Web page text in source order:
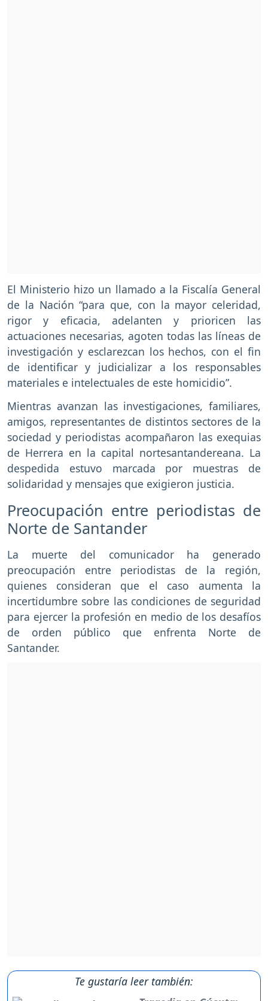
El Ministerio hizo un llamado a la Fiscalía General
de la Nación “para que, con la mayor celeridad,
rigor y eficacia, adelanten y prioricen las
actuaciones necesarias, agoten todas las líneas de
investigación y esclarezcan los hechos, con el fin
de identificar y judicializar a los responsables
materiales e intelectuales de este homicidio”.
Mientras avanzan las investigaciones, familiares,
amigos, representantes de distintos sectores de la
sociedad y periodistas acompañaron las exequias
de Herrera en la capital nortesantandereana. La
despedida estuvo marcada por muestras de
solidaridad y mensajes que exigieron justicia.
Preocupación entre periodistas de
Norte de Santander
La muerte del comunicador ha generado
preocupación entre periodistas de la región,
quienes consideran que el caso aumenta la
incertidumbre sobre las condiciones de seguridad
para ejercer la profesión en medio de los desafíos
de orden público que enfrenta Norte de
Santander.
Te gustaría leer también: